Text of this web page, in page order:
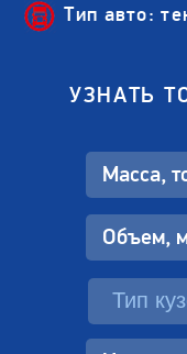
Тип авто:
УЗНАТЬ